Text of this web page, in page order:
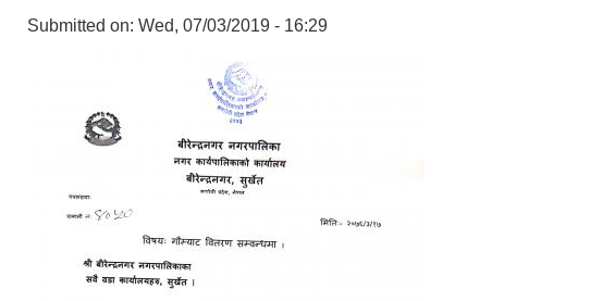
Submitted on: Wed, 07/03/2019 - 16:29